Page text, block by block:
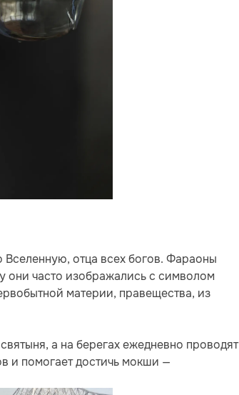
отца всех богов. Фараоны
они часто изображались с символом
материи, правещества, из
а на берегах ежедневно проводят
и помогает достичь мокши —